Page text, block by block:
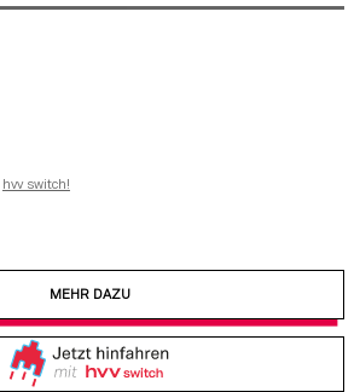
hvv switch!
MEHR DAZU